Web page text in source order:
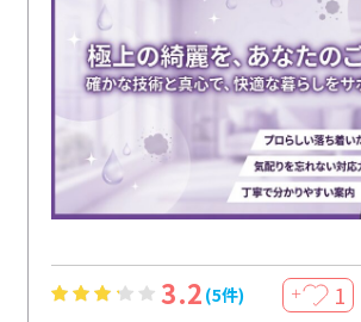
3.2 (5件) ＋ 1